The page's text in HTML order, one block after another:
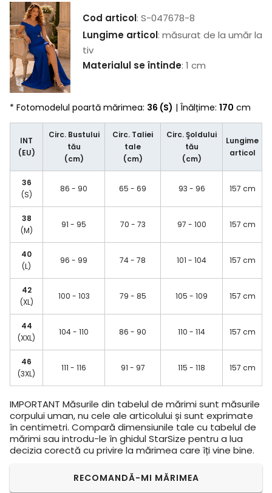
Cod articol: S-047678-8
Lungime articol: măsurat de la umăr la
tiv
Materialul se întinde: 1 cm
* Fotomodelul poartă mărimea: 36 (S) | Înălțime: 170 cm
INT
(EU)
Circ. Bustului
tău
(cm)
Circ. Taliei
tale
(cm)
Circ. Şoldului
tău
(cm)
Lungime
articol
36
(S)
86 - 90 65 - 69 93 - 96 157 cm
38
(M)
91 - 95 70 - 73 97 - 100 157 cm
40
(L)
96 - 99 74 - 78 101 - 104 157 cm
42
(XL)
100 - 103 79 - 85 105 - 109 157 cm
44
(XXL)
104 - 110 86 - 90 110 - 114 157 cm
46
(3XL)
111 - 116 91 - 97 115 - 118 157 cm
IMPORTANT Măsurile din tabelul de mărimi sunt măsurile
corpului uman, nu cele ale articolului și sunt exprimate
în centimetri. Compară dimensiunile tale cu tabelul de
mărimi sau introdu-le în ghidul StarSize pentru a lua
decizia corectă cu privire la mărimea care îți vine bine.
RECOMANDĂ-MI MĂRIMEA